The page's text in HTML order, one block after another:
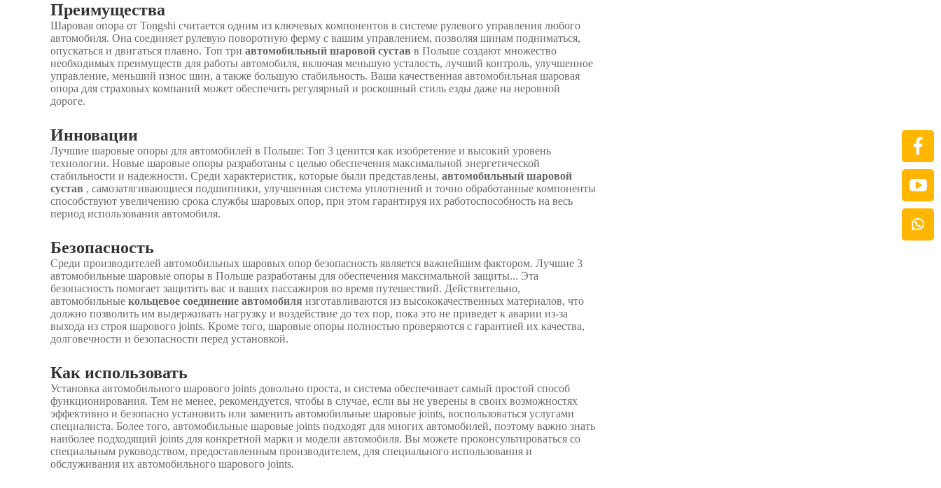
Преимущества
Шаровая опора от Tongshi считается одним из ключевых компонентов в системе рулевого управления любого
автомобиля. Она соединяет рулевую поворотную ферму с вашим управлением, позволяя шинам подниматься,
опускаться и двигаться плавно. Топ три автомобильный шаровой сустав в Польше создают множество
необходимых преимуществ для работы автомобиля, включая меньшую усталость, лучший контроль, улучшенное
управление, меньший износ шин, а также большую стабильность. Ваша качественная автомобильная шаровая
опора для страховых компаний может обеспечить регулярный и роскошный стиль езды даже на неровной
дороге.
Инновации
Лучшие шаровые опоры для автомобилей в Польше: Топ 3 ценится как изобретение и высокий уровень
технологии. Новые шаровые опоры разработаны с целью обеспечения максимальной энергетической
стабильности и надежности. Среди характеристик, которые были представлены, автомобильный шаровой
сустав , самозатягивающиеся подшипники, улучшенная система уплотнений и точно обработанные компоненты
способствуют увеличению срока службы шаровых опор, при этом гарантируя их работоспособность на весь
период использования автомобиля.
Безопасность
Среди производителей автомобильных шаровых опор безопасность является важнейшим фактором. Лучшие 3
автомобильные шаровые опоры в Польше разработаны для обеспечения максимальной защиты... Эта
безопасность помогает защитить вас и ваших пассажиров во время путешествий. Действительно,
автомобильные кольцевое соединение автомобиля изготавливаются из высококачественных материалов, что
должно позволить им выдерживать нагрузку и воздействие до тех пор, пока это не приведет к аварии из-за
выхода из строя шарового joints. Кроме того, шаровые опоры полностью проверяются с гарантией их качества,
долговечности и безопасности перед установкой.
Как использовать
Установка автомобильного шарового joints довольно проста, и система обеспечивает самый простой способ
функционирования. Тем не менее, рекомендуется, чтобы в случае, если вы не уверены в своих возможностях
эффективно и безопасно установить или заменить автомобильные шаровые joints, воспользоваться услугами
специалиста. Более того, автомобильные шаровые joints подходят для многих автомобилей, поэтому важно знать
наиболее подходящий joints для конкретной марки и модели автомобиля. Вы можете проконсультироваться со
специальным руководством, предоставленным производителем, для специального использования и
обслуживания их автомобильного шарового joints.